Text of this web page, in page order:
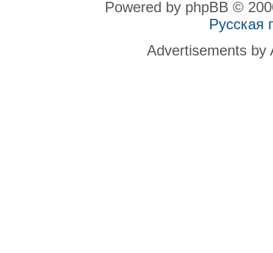
Powered by phpBB ©
Русская
Advertisements by